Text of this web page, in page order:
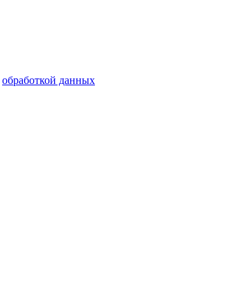
обработкой данных